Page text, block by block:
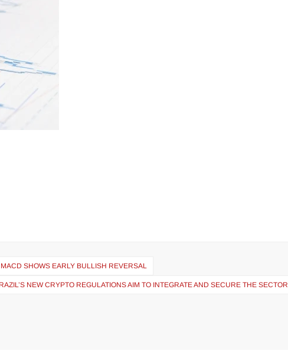
SHOWS EARLY BULLISH REVERSAL
NEW CRYPTO REGULATIONS AIM TO INTEGRATE AND SECURE THE SECTOR